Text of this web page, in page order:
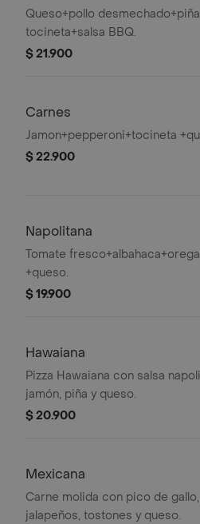
Queso+pollo
tocineta+salsa BBQ.
$ 21.900
Carnes
Jamon+pepperoni+tocineta
$ 22.900
Napolitana
Tomate
+queso.
$ 19.900
Hawaiana
Pizza Hawaiana con salsa
jamón, piña y queso.
$ 20.900
Mexicana
Carne molida con pico de gallo,
jalapeños, tostones y queso.